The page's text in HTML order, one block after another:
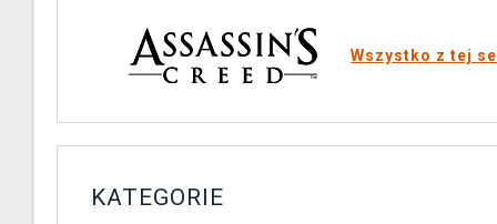
Wszystko z tej
KATEGORIE